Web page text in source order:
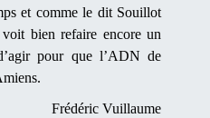
et comme le dit Souillot
bien refaire encore un
pour que l’ADN de
Frédéric Vuillaume